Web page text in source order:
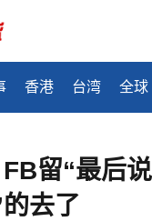
香港 台湾 全球
留“最后
去了